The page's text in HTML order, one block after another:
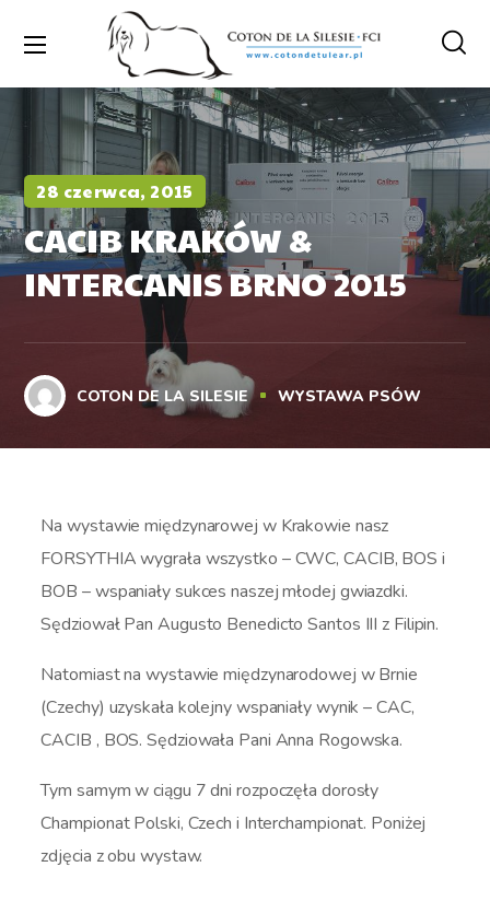
28 czerwca, 2015
CACIB KRAKÓW &
INTERCANIS BRNO 2015
COTON DE LA SILESIE WYSTAWA PSÓW
Na wystawie międzynarowej w Krakowie nasz
FORSYTHIA wygrała wszystko – CWC, CACIB, BOS i
BOB – wspaniały sukces naszej młodej gwiazdki.
Sędziował Pan Augusto Benedicto Santos III z Filipin.
Natomiast na wystawie międzynarodowej w Brnie
(Czechy) uzyskała kolejny wspaniały wynik – CAC,
CACIB , BOS. Sędziowała Pani Anna Rogowska.
Tym samym w ciągu 7 dni rozpoczęła dorosły
Championat Polski, Czech i Interchampionat. Poniżej
zdjęcia z obu wystaw.